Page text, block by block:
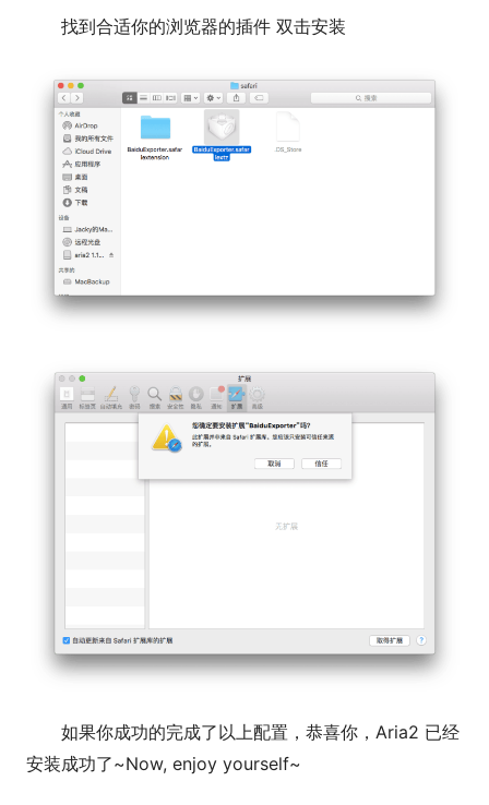
找到合适你的浏览器的插件 双击安装
如果你成功的完成了以上配置，恭喜你，Aria2 已经
安装成功了~Now, enjoy yourself~